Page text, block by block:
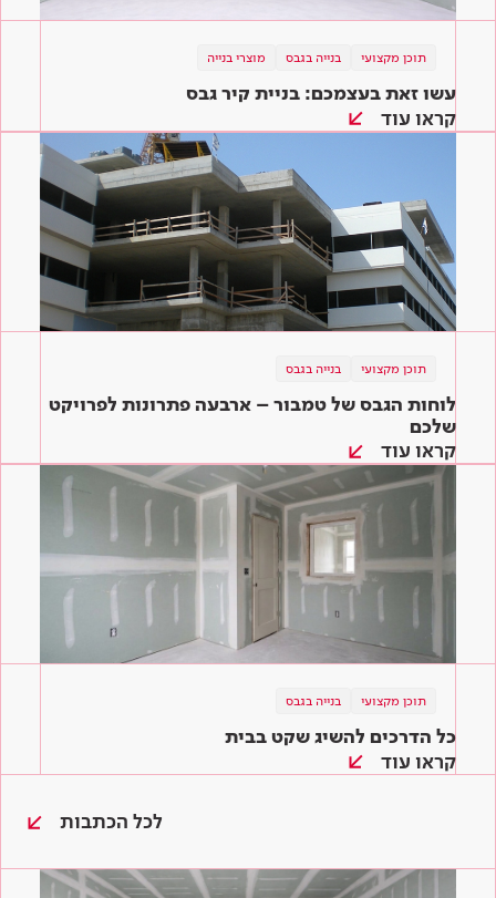
תוכן מקצועי בנייה בגבס מוצרי בנייה
עשו זאת בעצמכם: בניית קיר גבס
קראו עוד
תוכן מקצועי בנייה בגבס
לוחות הגבס של טמבור – ארבעה פתרונות לפרויקט
שלכם
קראו עוד
תוכן מקצועי בנייה בגבס
כל הדרכים להשיג שקט בבית
קראו עוד
לכל הכתבות